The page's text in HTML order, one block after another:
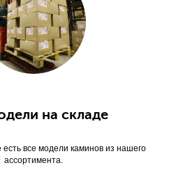
на складе
есть все модели каминов из нашего
ассортимента.